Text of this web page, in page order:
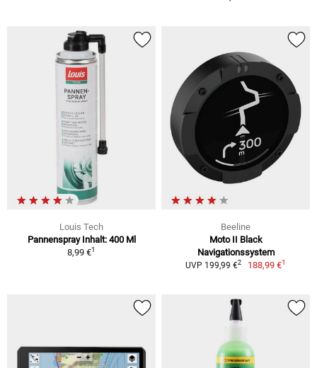
Louis Tech
Pannenspray Inhalt: 400 Ml
8,99 €1
Beeline
Moto II Black
Navigationssystem
UVP 199,99 €2 188,99 €1